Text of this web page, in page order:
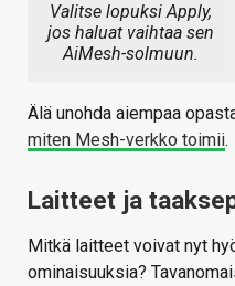
Valitse lopuksi Apply,
jos haluat vaihtaa sen
AiMesh-solmuun.
Älä unohda aiempaa
miten Mesh-verkko toimii.
Laitteet ja
Mitkä laitteet voivat nyt
ominaisuuksia?